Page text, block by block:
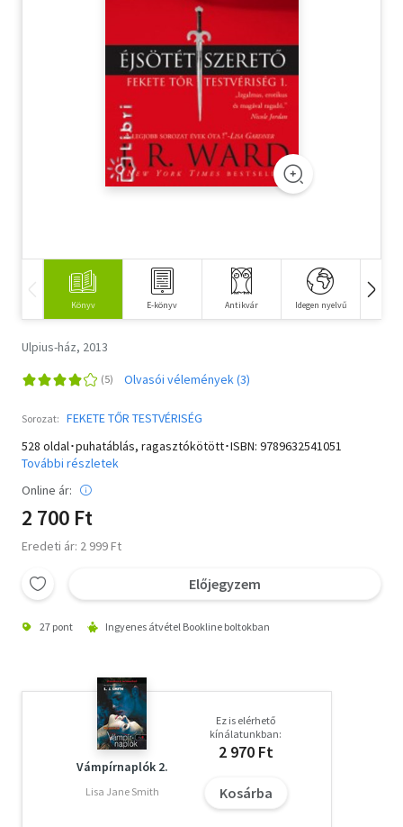
Szótár, nyelvkönyv
Tankönyv, segédkönyv
Társadalomtudomány
Természettudomány
Könyv E-könyv Antikvár Idegen nyelvű
Ulpius-ház, 2013
Olvasói vélemények (3)
Sorozat: FEKETE TŐR TESTVÉRISÉG
528 oldal･puhatáblás, ragasztókötött･ISBN: 9789632541051
További részletek
Online ár:
2 700 Ft
Eredeti ár: 2 999 Ft
Előjegyzem
27 pont Ingyenes átvétel Bookline boltokban
Vámpírnaplók 2.
Lisa Jane Smith
Ez is elérhető
kínálatunkban:
2 970 Ft
Kosárba